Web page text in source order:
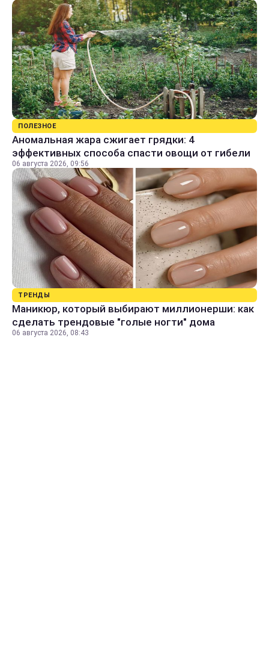
ПОЛЕЗНОЕ
Аномальная жара сжигает грядки: 4
эффективных способа спасти овощи от гибели
06 августа 2026, 09:56
ТРЕНДЫ
Маникюр, который выбирают миллионерши: как
сделать трендовые "голые ногти" дома
06 августа 2026, 08:43